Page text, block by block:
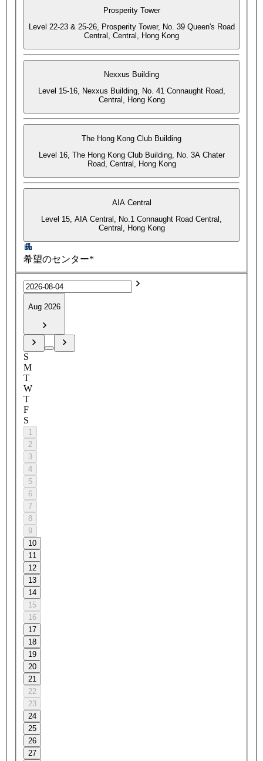
Prosperity Tower
Level 22-23 & 25-26, Prosperity Tower, No. 39 Queen's Road
Central, Central, Hong Kong
Nexxus Building
Level 15-16, Nexxus Building, No. 41 Connaught Road,
Central, Hong Kong
The Hong Kong Club Building
Level 16, The Hong Kong Club Building, No. 3A Chater
Road, Central, Hong Kong
AIA Central
Level 15, AIA Central, No.1 Connaught Road Central,
Central, Hong Kong
希望のセンター*
Aug 2026
S
M
T
W
T
F
S
1
2
3
4
5
6
7
8
9
10
11
12
13
14
15
16
17
18
19
20
21
22
23
24
25
26
27